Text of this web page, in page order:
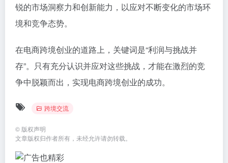
锐的市场洞察力和创新能力，以应对不断变化的市场环
境和竞争态势。
在电商跨境创业的道路上，关键词是“利润与挑战并
存”。只有充分认识并应对这些挑战，才能在激烈的竞
争中脱颖而出，实现电商跨境创业的成功。
跨境交流
© 版权声明
文章版权归作者所有，未经允许请勿转载。